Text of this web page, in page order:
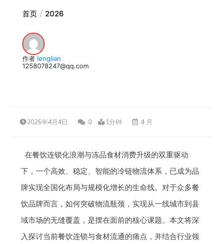
首页 2026
作者 lenglian
1258078247@qq.com
2026年4月4日 0 1分钟 4 月
在餐饮连锁化浪潮与冻品食材消费升级的双重驱动
下，一个高效、稳定、智能的冷链物流体系，已成为品
牌实现全国化布局与规模化增长的生命线。对于众多餐
饮品牌而言，如何突破物流瓶颈，实现从一线城市到县
域市场的无缝覆盖，是摆在面前的核心课题。本文将深
入探讨当前餐饮连锁与食材流通的痛点，并结合行业领